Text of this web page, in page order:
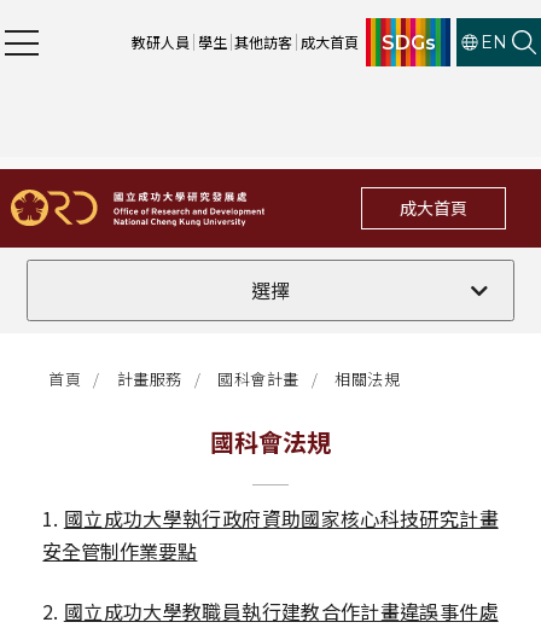
教研人員 學生 其他訪客 成大首頁 SDGs EN
成大首頁
選擇
國科會法規
首頁 計畫服務 國科會計畫 相關法規
國科會法規
相關規範與表單下載
1. 國立成功大學執行政府資助國家核心科技研究計畫
安全管制作業要點（PDF，開新視窗）
2. 國立成功大學教職員執行建教合作計畫違誤事件處